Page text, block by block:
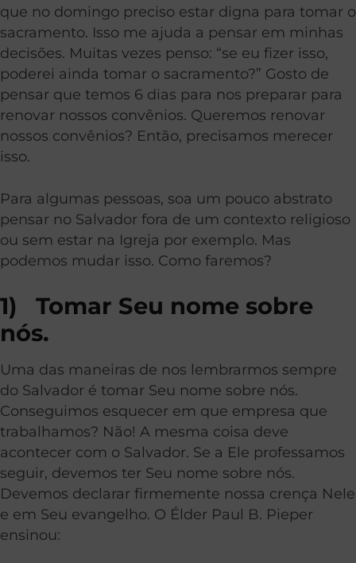
que no domingo preciso estar digna para tomar o
sacramento. Isso me ajuda a pensar em minhas
decisões. Muitas vezes penso: “se eu fizer isso,
poderei ainda tomar o sacramento?” Gosto de
pensar que temos 6 dias para nos preparar para
renovar nossos convênios. Queremos renovar
nossos convênios? Então, precisamos merecer
isso.
Para algumas pessoas, soa um pouco abstrato
pensar no Salvador fora de um contexto religioso
ou sem estar na Igreja por exemplo. Mas
podemos mudar isso. Como faremos?
1) Tomar Seu nome sobre
nós.
Uma das maneiras de nos lembrarmos sempre
do Salvador é tomar Seu nome sobre nós.
Conseguimos esquecer em que empresa que
trabalhamos? Não! A mesma coisa deve
acontecer com o Salvador. Se a Ele professamos
seguir, devemos ter Seu nome sobre nós.
Devemos declarar firmemente nossa crença Nele
e em Seu evangelho. O Élder Paul B. Pieper
ensinou: